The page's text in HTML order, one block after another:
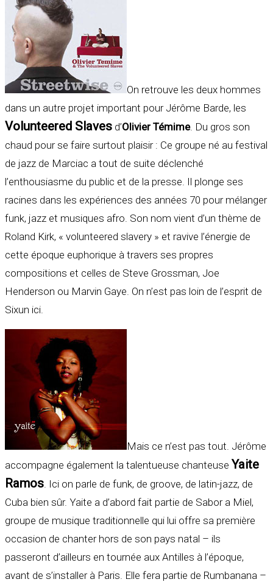
On retrouve les deux hommes
dans un autre projet important pour Jérôme Barde, les
Volunteered Slaves d’Olivier Témime. Du gros son
chaud pour se faire surtout plaisir : Ce groupe né au festival
de jazz de Marciac a tout de suite déclenché
l’enthousiasme du public et de la presse. Il plonge ses
racines dans les expériences des années 70 pour mélanger
funk, jazz et musiques afro. Son nom vient d’un thème de
Roland Kirk, « volunteered slavery » et ravive l’énergie de
cette époque euphorique à travers ses propres
compositions et celles de Steve Grossman, Joe
Henderson ou Marvin Gaye. On n’est pas loin de l’esprit de
Sixun ici.
Mais ce n’est pas tout. Jérôme
accompagne également la talentueuse chanteuse Yaite
Ramos . Ici on parle de funk, de groove, de latin-jazz, de
Cuba bien sûr. Yaite a d’abord fait partie de Sabor a Miel,
groupe de musique traditionnelle qui lui offre sa première
occasion de chanter hors de son pays natal – ils
passeront d’ailleurs en tournée aux Antilles à l’époque,
avant de s’installer à Paris. Elle fera partie de Rumbanana –